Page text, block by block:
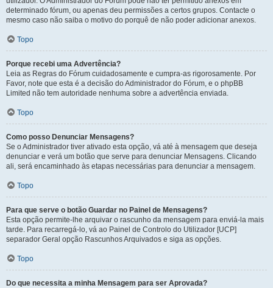
determinado fórum, ou apenas deu permissões a certos grupos. Contacte o
mesmo caso não saiba o motivo do porquê de não poder adicionar anexos.
Topo
Porque recebi uma Advertência?
Leia as Regras do Fórum cuidadosamente e cumpra-as rigorosamente. Por
Favor, note que esta é a decisão do Administrador do Fórum, e o phpBB
Limited não tem autoridade nenhuma sobre a advertência enviada.
Topo
Como posso Denunciar Mensagens?
Se o Administrador tiver ativado esta opção, vá até à mensagem que deseja
denunciar e verá um botão que serve para denunciar Mensagens. Clicando
ali, será encaminhado às etapas necessárias para denunciar a mensagem.
Topo
Para que serve o botão Guardar no Painel de Mensagens?
Esta opção permite-lhe arquivar o rascunho da mensagem para enviá-la mais
tarde. Para recarregá-lo, vá ao Painel de Controlo do Utilizador [UCP]
separador Geral opção Rascunhos Arquivados e siga as opções.
Topo
Do que necessita a minha Mensagem para ser Aprovada?